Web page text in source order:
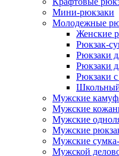
Мини-рюкзаки
Молодежные
Женские
Рюкзак-
Рюкзаки
Рюкзаки
Рюкзаки
Мужские
Мужские
Мужские
Мужские
Мужские
Мужской